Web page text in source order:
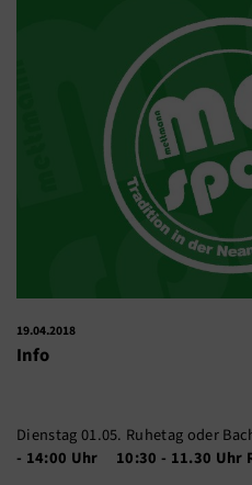
19.04.2018
Info
Dienstag 01.05. Ruhetag oder
- 14:00 Uhr
10:30 - 11.30 Uhr